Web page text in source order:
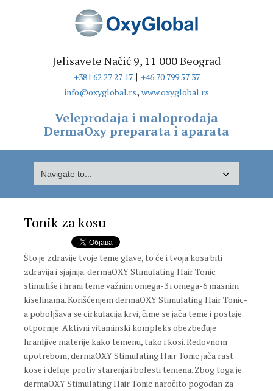
Jelisavete Načić 9, 11 000 Beograd
+381 62 27 27 17| +46 70 799 57 37
info@oxyglobal.rs, www.oxyglobal.rs
Veleprodaja i maloprodaja
DermaOxy preparata i aparata
Tonik za kosu
Što je zdravije tvoje teme glave, to će i tvoja kosa biti
zdravija i sjajnija. dermaOXY Stimulating Hair Tonic
stimuliše i hrani teme važnim omega-3 i omega-6 masnim
kiselinama. Korišćenjem dermaOXY Stimulating Hair Tonic-
a poboljšava se cirkulacija krvi, čime se jača teme i postaje
otpornije. Aktivni vitaminski kompleks obezbeđuje
hranljive materije kako temenu, tako i kosi. Redovnom
upotrebom, dermaOXY Stimulating Hair Tonic jača rast
kose i deluje protiv starenja i bolesti temena. Zbog toga je
dermaOXY Stimulating Hair Tonic naročito pogodan za